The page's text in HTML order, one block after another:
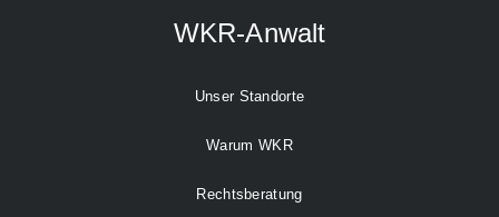
WKR-Anwalt
Unser Standorte
Warum WKR
Rechtsberatung